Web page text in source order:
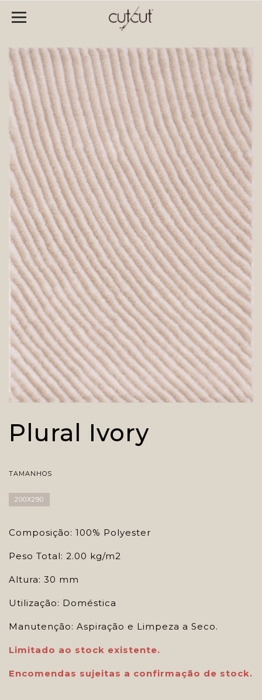
Plural Ivory
TAMANHOS
200X290
Composição: 100% Polyester
Peso Total: 2.00 kg/m2
Altura: 30 mm
Utilização: Doméstica
Manutenção: Aspiração e Limpeza a Seco.
Limitado ao stock existente.
Encomendas sujeitas a confirmação de stock.